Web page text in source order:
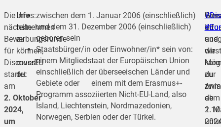
Die
nächste
Bewerbungsrunde
für
DiscoverEU
startet
am
2. Oktober
2024,
um
Infos:
Um
teilnehmen
zu
können,
musst
du:
zwischen dem 1. Januar 2006 (einschließlich)
und dem 31. Dezember 2006 (einschließlich)
geboren sein
Staatsbürger/in oder Einwohner/in* sein von:
einem Mitgliedstaat der Europäischen Union
einschließlich der überseeischen Länder und
Gebiete oder einem mit dem Erasmus+-
Programm assoziierten Nicht-EU-Land, also
Island, Liechtenstein, Nordmazedonien,
Norwegen, Serbien oder der Türkei.
du
du
dem
1.
und
die
zur
ab